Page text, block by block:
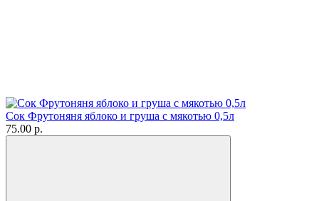
Сок Фрутоняня яблоко и груша с мякотью 0,5л
75.00 р.